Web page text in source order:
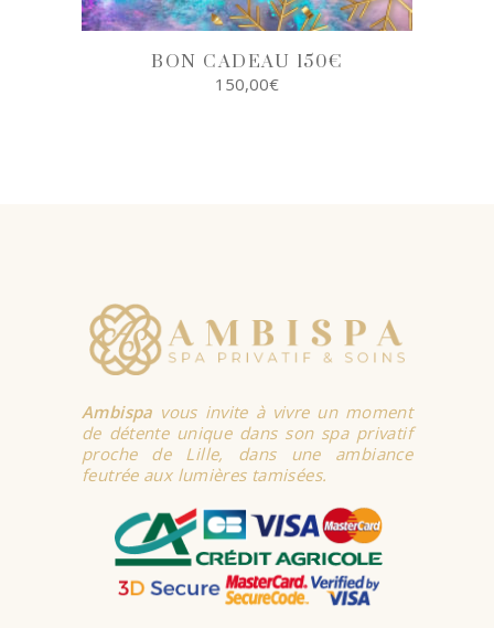
BON CADEAU 150€
150,00€
Ambispa vous invite à vivre un moment
de détente unique dans son spa privatif
proche de Lille, dans une ambiance
feutrée aux lumières tamisées.